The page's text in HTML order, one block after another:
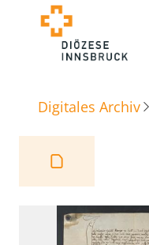
Digitales Archiv